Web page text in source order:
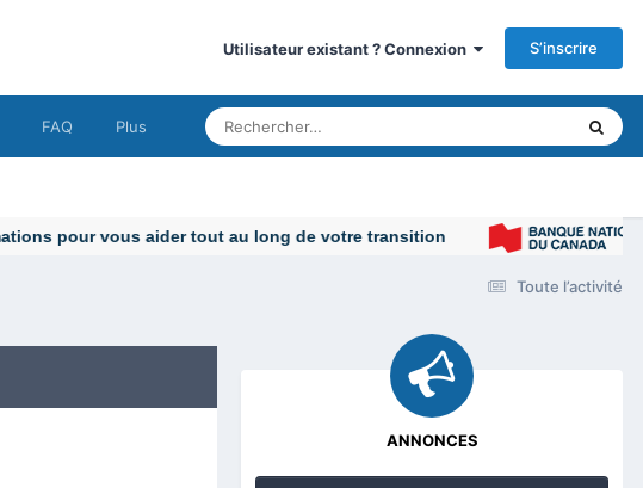
Utilisateur existant ? Connexion S’inscrire
FAQ Plus
Toute l’activité
ANNONCES